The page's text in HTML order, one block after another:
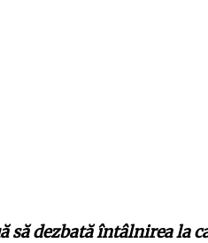
să dezbată întâlnirea la